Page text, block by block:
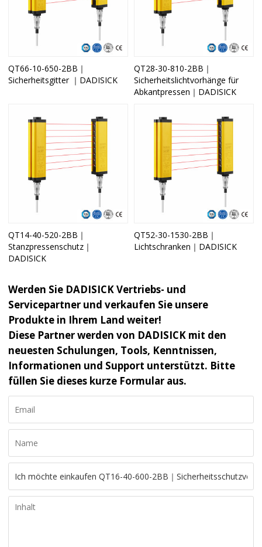
QT66-10-650-2BB｜
Sicherheitsgitter ｜DADISICK
QT28-30-810-2BB｜
Sicherheitslichtvorhänge für
Abkantpressen｜DADISICK
QT14-40-520-2BB｜
Stanzpressenschutz｜
DADISICK
QT52-30-1530-2BB｜
Lichtschranken｜DADISICK
Werden Sie DADISICK Vertriebs- und
Servicepartner und verkaufen Sie unsere
Produkte in Ihrem Land weiter!
Diese Partner werden von DADISICK mit den
neuesten Schulungen, Tools, Kenntnissen,
Informationen und Support unterstützt. Bitte
füllen Sie dieses kurze Formular aus.